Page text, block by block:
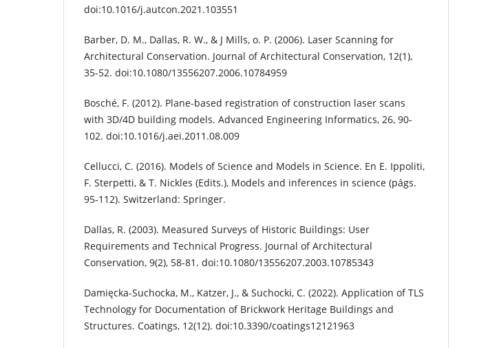
doi:10.1016/j.autcon.2021.103551
Barber, D. M., Dallas, R. W., & J Mills, o. P. (2006). Laser Scanning for
Architectural Conservation. Journal of Architectural Conservation, 12(1),
35-52. doi:10.1080/13556207.2006.10784959
Bosché, F. (2012). Plane-based registration of construction laser scans
with 3D/4D building models. Advanced Engineering Informatics, 26, 90-
102. doi:10.1016/j.aei.2011.08.009
Cellucci, C. (2016). Models of Science and Models in Science. En E. Ippoliti,
F. Sterpetti, & T. Nickles (Edits.), Models and inferences in science (págs.
95-112). Switzerland: Springer.
Dallas, R. (2003). Measured Surveys of Historic Buildings: User
Requirements and Technical Progress. Journal of Architectural
Conservation, 9(2), 58-81. doi:10.1080/13556207.2003.10785343
Damięcka-Suchocka, M., Katzer, J., & Suchocki, C. (2022). Application of TLS
Technology for Documentation of Brickwork Heritage Buildings and
Structures. Coatings, 12(12). doi:10.3390/coatings12121963